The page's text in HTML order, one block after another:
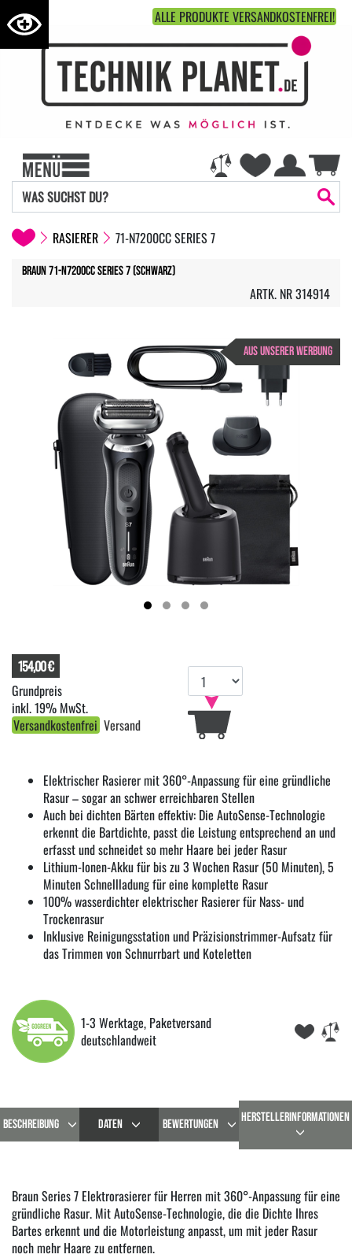
ALLE PRODUKTE VERSANDKOSTENFREI!
RASIERER 71-N7200CC SERIES 7
Braun 71-N7200cc Series 7 (Schwarz)
ARTK. NR 314914
AUS UNSERER WERBUNG
Elektrischer Rasierer mit 360°-Anpassung für eine gründliche
Rasur – sogar an schwer erreichbaren Stellen
Auch bei dichten Bärten effektiv: Die AutoSense-Technologie
erkennt die Bartdichte, passt die Leistung entsprechend an und
erfasst und schneidet so mehr Haare bei jeder Rasur
Lithium-Ionen-Akku für bis zu 3 Wochen Rasur (50 Minuten), 5
Minuten Schnellladung für eine komplette Rasur
100% wasserdichter elektrischer Rasierer für Nass- und
Trockenrasur
Inklusive Reinigungsstation und Präzisionstrimmer-Aufsatz für
das Trimmen von Schnurrbart und Koteletten
1-3 Werktage, Paketversand
deutschlandweit
154,00 €
inkl. 19% MwSt.
Versandkostenfrei Versand
BESCHREIBUNG DATEN BEWERTUNGEN HERSTELLERINFORMATIONEN
Braun Series 7 Elektrorasierer für Herren mit 360°-Anpassung für eine
gründliche Rasur. Mit AutoSense-Technologie, die die Dichte Ihres
Bartes erkennt und die Motorleistung anpasst, um mit jeder Rasur
noch mehr Haare zu entfernen.